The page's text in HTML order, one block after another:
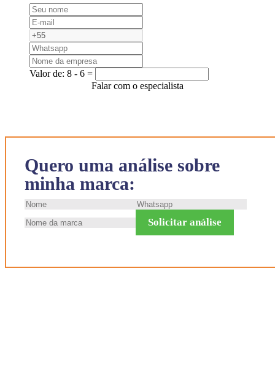
Quero uma análise sobre
minha marca:
Solicitar análise
Valor de: 8 - 6 =
Falar com o especialista